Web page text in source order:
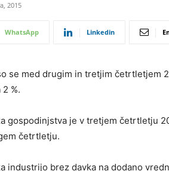
2015
WhatsApp Linkedin
se med drugim in tretjim četrtletjem
%.
gospodinjstva je v tretjem četrtletju
četrtletju.
industrijo brez davka na dodano